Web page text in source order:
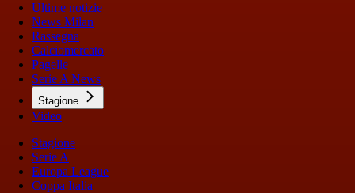
Ultime notizie
News Milan
Rassegna
Calciomercato
Pagelle
Serie A News
Stagione
Video
Stagione
Serie A
Europa League
Coppa Italia